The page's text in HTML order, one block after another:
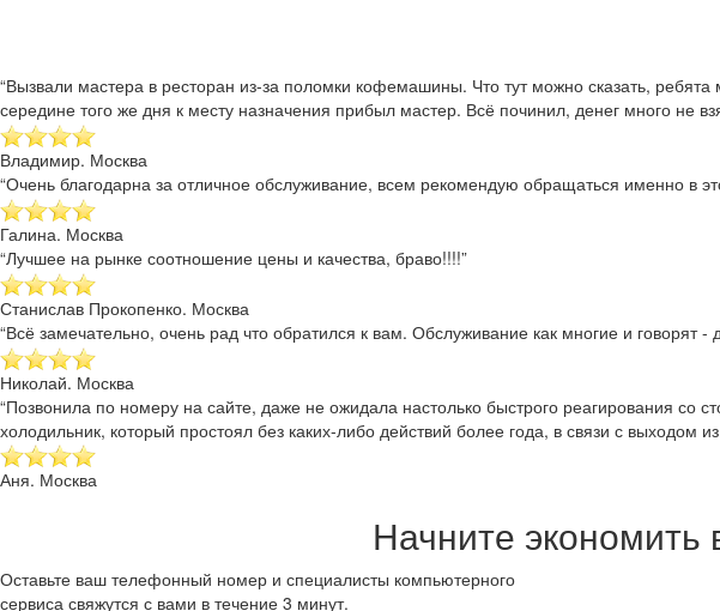
“Вызвали мастера в ресторан из-за поломки кофемашины. Что тут можно сказать,
середине того же дня к месту назначения прибыл мастер. Всё починил, денег много не
Владимир. Москва
“Очень благодарна за отличное обслуживание, всем рекомендую обращаться именно в
Галина. Москва
“Лучшее на рынке соотношение цены и качества, браво!!!!”
Станислав Прокопенко. Москва
“Всё замечательно, очень рад что обратился к вам. Обслуживание как многие и говорят
Николай. Москва
“Позвонила по номеру на сайте, даже не ожидала настолько быстрого реагирования со
холодильник, который простоял без каких-либо действий более года, в связи с выходом
Аня. Москва
Начните
Оставьте ваш телефонный номер и специалисты компьютерного
сервиса свяжутся с вами в течение 3 минут.